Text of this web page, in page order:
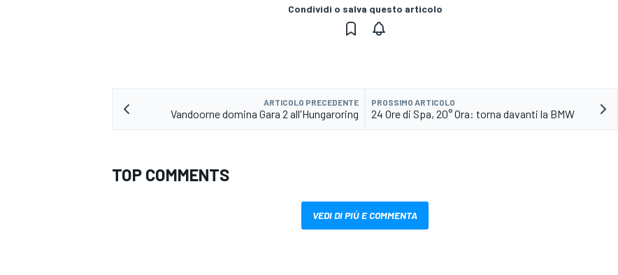
Condividi o salva questo articolo
ARTICOLO PRECEDENTE
Vandoorne domina Gara 2 all'Hungaroring
PROSSIMO ARTICOLO
24 Ore di Spa, 20° Ora: torna davanti la BMW
TOP COMMENTS
VEDI DI PIÙ E COMMENTA